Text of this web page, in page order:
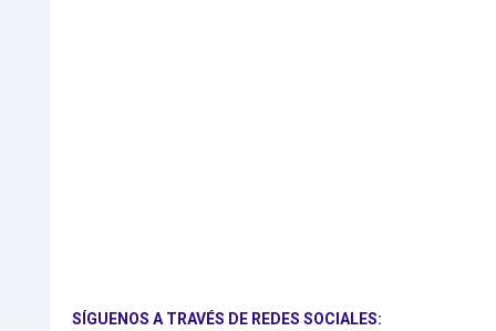
SÍGUENOS A TRAVÉS DE REDES SOCIALES: